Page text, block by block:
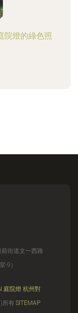
院燈的綠色照
街道文一西路
-9）
庭院燈 杭州對
所有 SITEMAP